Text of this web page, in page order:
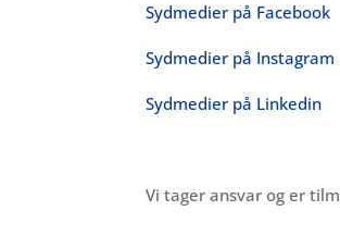
Sydmedier på Facebook
Sydmedier på Instagram
Sydmedier på Linkedin
Vi tager ansvar og er